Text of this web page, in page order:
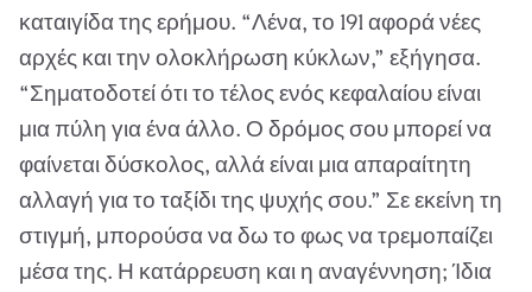
καταιγίδα της ερήμου. “Λένα, το 191 αφορά νέες
αρχές και την ολοκλήρωση κύκλων,” εξήγησα.
“Σηματοδοτεί ότι το τέλος ενός κεφαλαίου είναι
μια πύλη για ένα άλλο. Ο δρόμος σου μπορεί να
φαίνεται δύσκολος, αλλά είναι μια απαραίτητη
αλλαγή για το ταξίδι της ψυχής σου.” Σε εκείνη τη
στιγμή, μπορούσα να δω το φως να τρεμοπαίζει
μέσα της. Η κατάρρευση και η αναγέννηση; Ίδια